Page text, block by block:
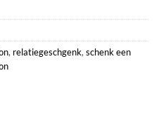
, relatiegeschgenk, schenk een